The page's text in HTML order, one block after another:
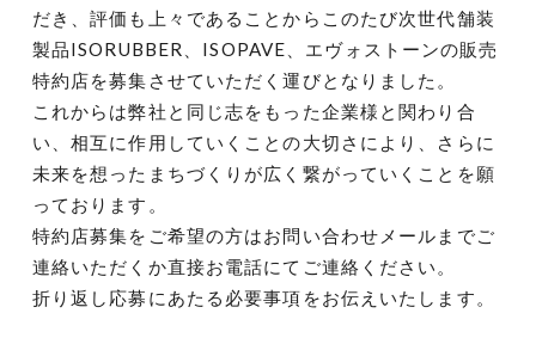
だき、評価も上々であることからこのたび次世代舗装
製品ISORUBBER、ISOPAVE、エヴォストーンの販売
特約店を募集させていただく運びとなりました。
これからは弊社と同じ志をもった企業様と関わり合
い、相互に作用していくことの大切さにより、さらに
未来を想ったまちづくりが広く繋がっていくことを願
っております。
特約店募集をご希望の方はお問い合わせメールまでご
連絡いただくか直接お電話にてご連絡ください。
折り返し応募にあたる必要事項をお伝えいたします。